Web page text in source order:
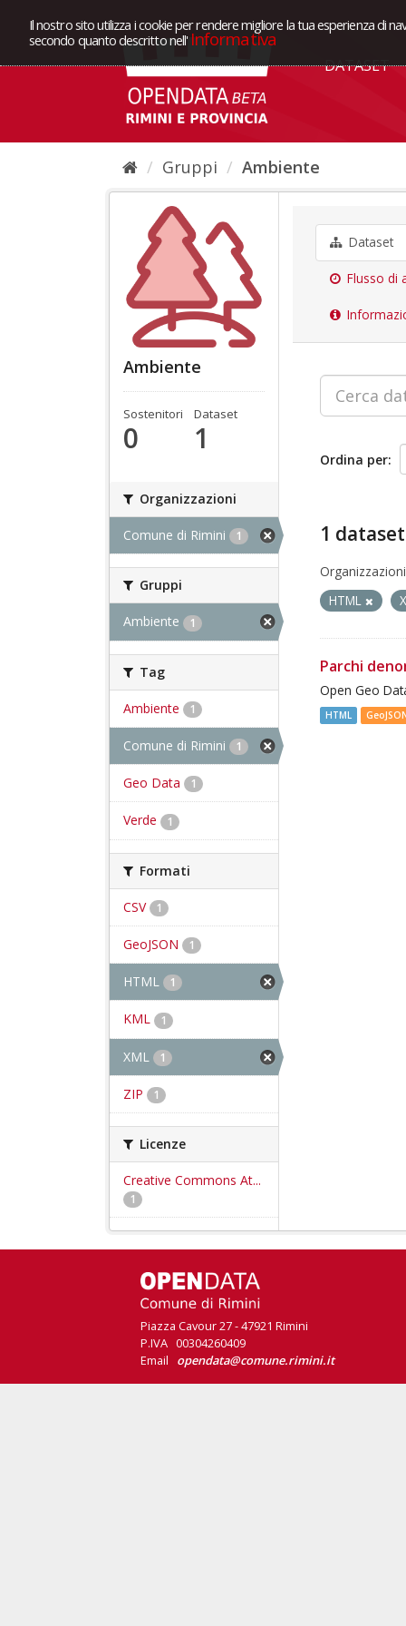
Il nostro sito utilizza i cookie per rendere migliore la tua esperienza di
secondo quanto descritto nell' Informativa
DATASET
Gruppi Ambiente
Ambiente
Sostenitori
0
Dataset
1
Organizzazioni
Comune di Rimini 1
Gruppi
Ambiente 1
Tag
Ambiente 1
Comune di Rimini 1
Geo Data 1
Verde 1
Formati
CSV 1
GeoJSON 1
HTML 1
KML 1
XML 1
ZIP 1
Licenze
Creative Commons At...
1
Dataset
Flusso di
Ordina per
1
HTML
Parchi
Open Geo
HTML
Piazza Cavour 27 - 47921 Rimini
P.IVA 00304260409
Email opendata@comune.rimini.it